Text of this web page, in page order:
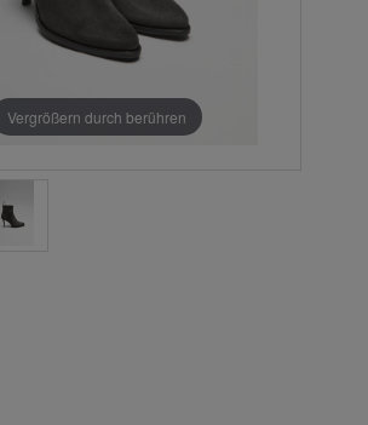
Vergrößern durch berühren